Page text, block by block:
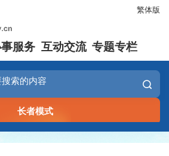
繁体版
服务 互动交流 专题专栏
长者模式